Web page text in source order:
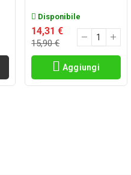
Disponibile
14,31 €
15,90 €
Aggiungi